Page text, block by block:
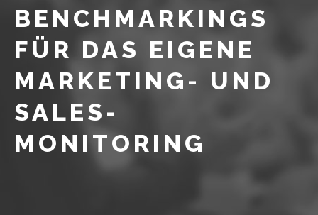
BENCHMARKINGS
FÜR DAS EIGENE
MARKETING- UND
SALES-
MONITORING